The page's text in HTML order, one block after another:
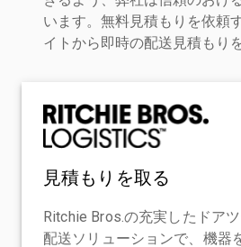
います。無料見積もりを依頼
イトから即時の配送見積もり
見積もりを取る
Ritchie Bros.の充実したドア
配送ソリューションで、機器